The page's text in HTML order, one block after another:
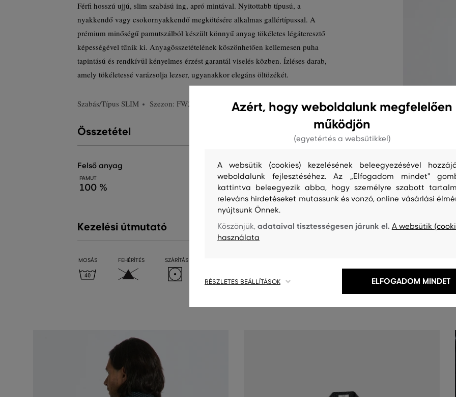
Férfi hosszú ujjú, slim szabású ing, apró mintával. Nyitottabb típusú, a
nyakkendő vagy csokornyakkendő megkötésére alkalmas gallértípussal. A
prémium minőségű pamutszálból készült könnyű anyag tökéletes légáteresztő
képességével tűnik ki. Anyagösszetételének köszönhetően kellemesen puha
tapintású és rendkívül kényelmes érzést garantál viselés közben. Ízléses darab,
amely tökéletessé varázsolja lezser, ugyanakkor elegáns öltözékét.
Szabás/Típus SLIM Szezon: FW23 Termék kódja3230226-623-GA-5-S
Összetétel
felső anyag
PAMUT
100 %
Kezelési útmutató
MOSÁS FEHÉRÍTÉS SZÁRÍTÁS
Azért, hogy weboldalunk megfelelően
működjön
(egyetértés a websütikkel)
A websütik (cookies) kezelésének beleegyezésével
weboldalunk fejlesztéséhez. Az „Elfogadom mindet"
kattintva beleegyezik abba, hogy személyre szabott
releváns hirdetéseket mutassunk és vonzó, online vásárlási
nyújtsunk Önnek.
Köszönjük,adataival tisztességesen járunk el. A websütik
használata
RÉSZLETES BEÁLLÍTÁSOK ELFOGADOM MINDET